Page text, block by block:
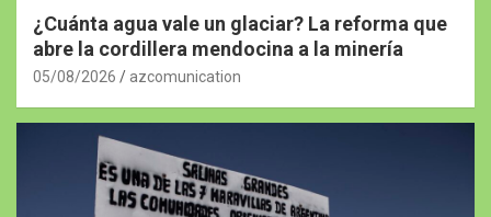
¿Cuánta agua vale un glaciar? La reforma que
abre la cordillera mendocina a la minería
05/08/2026 azcomunication